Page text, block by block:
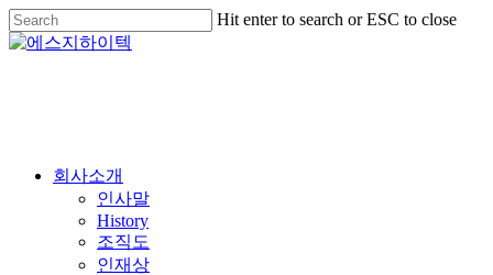
Skip
to
main
Hit enter to search or ESC to close
Close
Menu
회사소개
인사말
History
조직도
인재상